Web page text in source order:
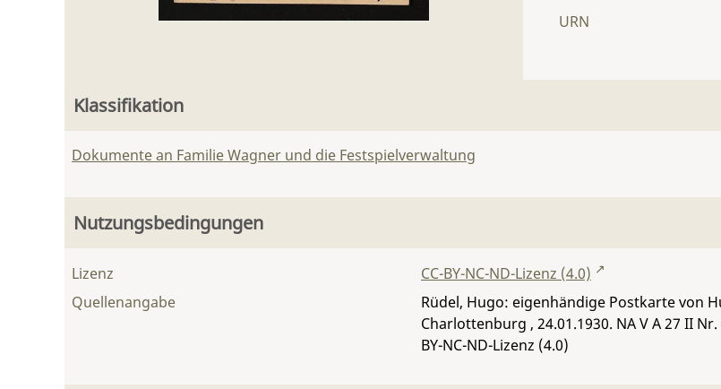
URN
Klassifikation
Dokumente an Familie Wagner und die Festspielverwaltung
Nutzungsbedingungen
Lizenz
CC-BY-NC-ND-Lizenz (4.0)
Quellenangabe
Rüdel, Hugo: eigenhändige Postkarte von
Charlottenburg , 24.01.1930. NA V A 27 II Nr.
BY-NC-ND-Lizenz (4.0)